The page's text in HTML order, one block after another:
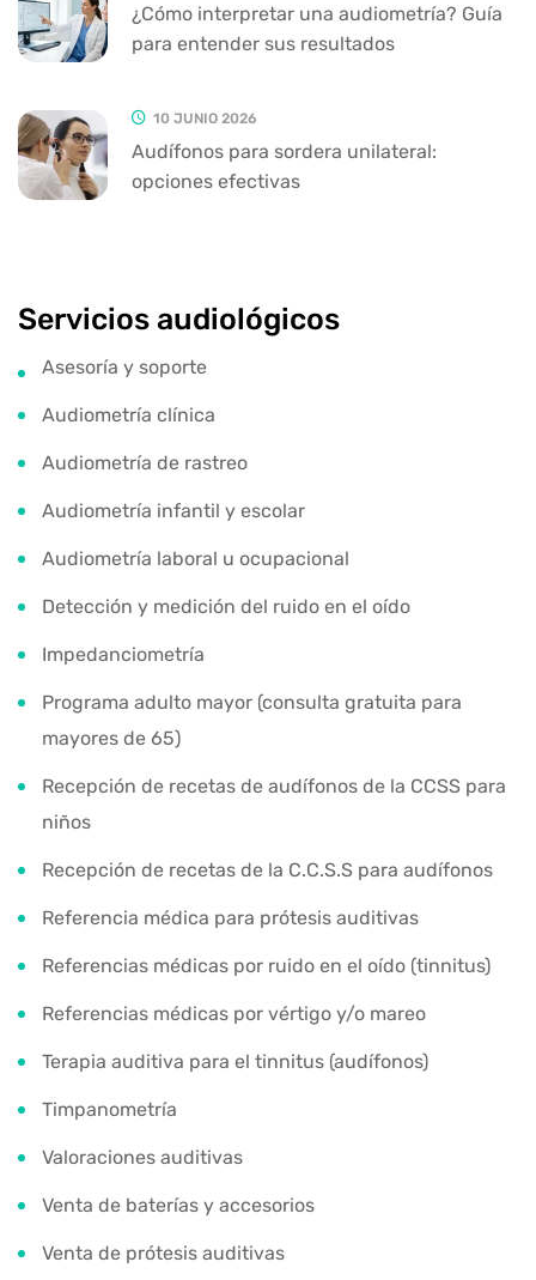
¿Cómo interpretar una audiometría? Guía
para entender sus resultados
10 JUNIO 2026
Audífonos para sordera unilateral:
opciones efectivas
Servicios audiológicos
Asesoría y soporte
Audiometría clínica
Audiometría de rastreo
Audiometría infantil y escolar
Audiometría laboral u ocupacional
Detección y medición del ruido en el oído
Impedanciometría
Programa adulto mayor (consulta gratuita para
mayores de 65)
Recepción de recetas de audífonos de la CCSS para
niños
Recepción de recetas de la C.C.S.S para audífonos
Referencia médica para prótesis auditivas
Referencias médicas por ruido en el oído (tinnitus)
Referencias médicas por vértigo y/o mareo
Terapia auditiva para el tinnitus (audífonos)
Timpanometría
Valoraciones auditivas
Venta de baterías y accesorios
Venta de prótesis auditivas